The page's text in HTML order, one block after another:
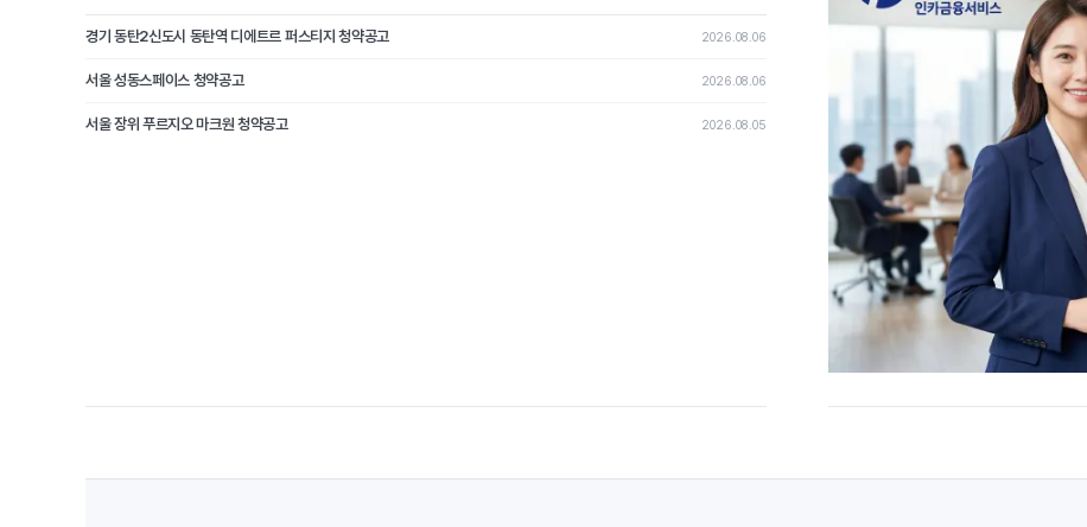
경기 동탄2신도시 동탄역 디에트르 퍼스티지 청약공고 2026.08.06
서울 성동스페이스 청약공고 2026.08.06
서울 장위 푸르지오 마크원 청약공고 2026.08.05